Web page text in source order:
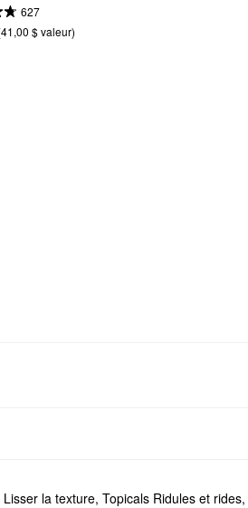
627
$ valeur)
Lisser la texture, Topicals Ridules et rides,